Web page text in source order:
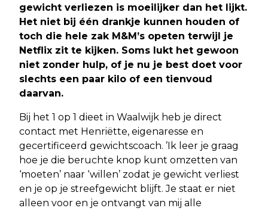
gewicht verliezen is moeilijker dan het lijkt.
Het niet bij één drankje kunnen houden of
toch die hele zak M&M’s opeten terwijl je
Netflix zit te kijken. Soms lukt het gewoon
niet zonder hulp, of je nu je best doet voor
slechts een paar kilo of een tienvoud
daarvan.
Bij het 1 op 1 dieet in Waalwijk heb je direct
contact met Henriëtte, eigenaresse en
gecertificeerd gewichtscoach. ’Ik leer je graag
hoe je die beruchte knop kunt omzetten van
‘moeten’ naar ‘willen’ zodat je gewicht verliest
en je op je streefgewicht blijft. Je staat er niet
alleen voor en je ontvangt van mij alle